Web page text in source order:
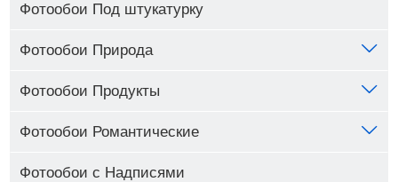
Фотообои Под штукатурку
Фотообои Природа
Фотообои Продукты
Фотообои Романтические
Фотообои с Надписями